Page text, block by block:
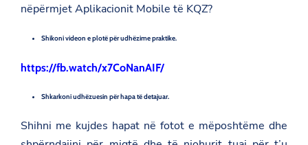
nëpërmjet Aplikacionit Mobile të KQZ?
Shikoni videon e plotë për udhëzime praktike.
https://fb.watch/x7CoNanAIF/
Shkarkoni udhëzuesin për hapa të detajuar.
Shihni me kujdes hapat në fotot e mëposhtëme dhe